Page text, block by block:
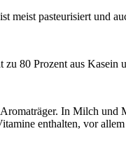
meist pasteurisiert und
80 Prozent aus
In Milch
enthalten, vor